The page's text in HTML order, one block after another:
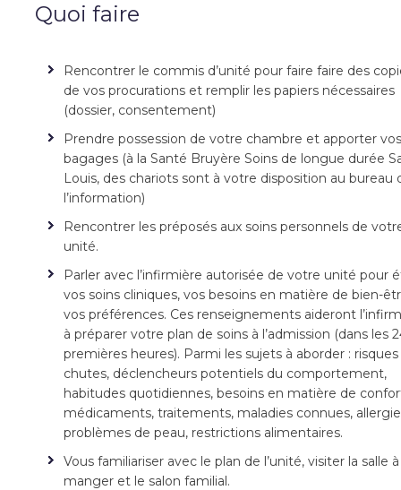
Quoi faire
Rencontrer le commis d’unité pour faire faire des
de vos procurations et remplir les papiers nécessaires
(dossier, consentement)
Prendre possession de votre chambre et apporter vos
bagages (à la Santé Bruyère Soins de longue durée
Louis, des chariots sont à votre disposition au bureau
l’information)
Rencontrer les préposés aux soins personnels de
unité.
Parler avec l’infirmière autorisée de votre unité pour
vos soins cliniques, vos besoins en matière de bien-
vos préférences. Ces renseignements aideront
à préparer votre plan de soins à l’admission (dans les
premières heures). Parmi les sujets à aborder :
chutes, déclencheurs potentiels du comportement,
habitudes quotidiennes, besoins en matière de
médicaments, traitements, maladies connues,
problèmes de peau, restrictions alimentaires.
Vous familiariser avec le plan de l’unité, visiter la salle à
manger et le salon familial.